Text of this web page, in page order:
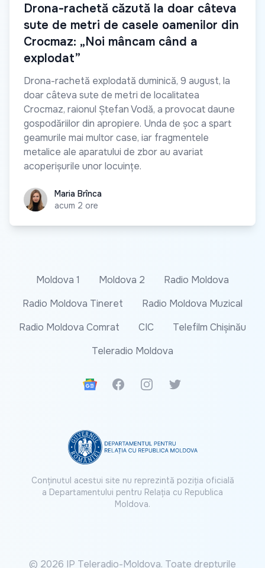
Drona-rachetă căzută la doar câteva
sute de metri de casele oamenilor din
Crocmaz: „Noi mâncam când a
explodat”
Drona-rachetă explodată duminică, 9 august, la
doar câteva sute de metri de localitatea
Crocmaz, raionul Ștefan Vodă, a provocat daune
gospodăriilor din apropiere. Unda de șoc a spart
geamurile mai multor case, iar fragmentele
metalice ale aparatului de zbor au avariat
acoperișurile unor locuințe.
Maria BrîncaMaria Brînca
acum 2 ore
Moldova 1 Moldova 2
Radio Moldova
Radio Moldova Tineret
Radio Moldova Muzical
Radio Moldova Comrat
CIC
Telefilm Chișinău
Teleradio Moldova
Google News
FacebookInstagramTwitter
Conținutul acestui site nu reprezintă poziția oficială
a Departamentului pentru Relația cu Republica
Moldova.
© 2026 IP Teleradio-Moldova. Toate drepturile